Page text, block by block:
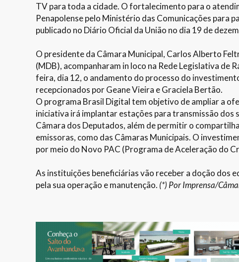
TV para toda a cidade. O fortalecimento para o
Penapolense pelo Ministério das Comunicações para
publicado no Diário Oficial da União no dia 19 de
O presidente da Câmara Municipal, Carlos Alberto
(MDB), acompanharam in loco na Rede Legislativa de
feira, dia 12, o andamento do processo do
recepcionados por Geane Vieira e Graciela Bertão.
O programa Brasil Digital tem objetivo de ampliar a
iniciativa irá implantar estações para transmissão dos
Câmara dos Deputados, além de permitir o
emissoras, como das Câmaras Municipais. O
por meio do Novo PAC (Programa de Aceleração do
As instituições beneficiárias vão receber a doção dos
pela sua operação e manutenção. (*) Por Imprensa/